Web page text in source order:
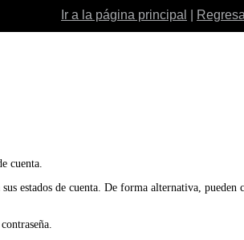
Ir a la página principal
cuenta.
estados de cuenta. De forma alternativa, pueden